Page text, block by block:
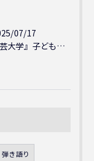
07/17
『学芸大学』子どもには子どもの表現が大切！シェリー・アーツ音...
弾き語り